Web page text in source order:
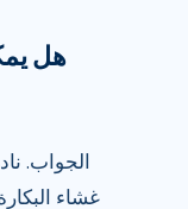
الجواب.
غشاء